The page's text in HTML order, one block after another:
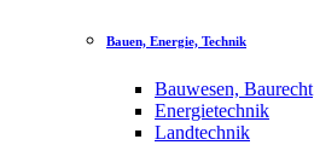
Bauen, Energie, Technik
Bauwesen, Baurecht
Energietechnik
Landtechnik